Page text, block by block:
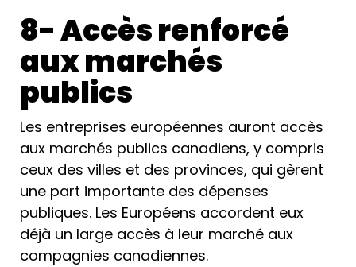
8- Accès renforcé
aux marchés
publics
Les entreprises européennes auront accès
aux marchés publics canadiens, y compris
ceux des villes et des provinces, qui gèrent
une part importante des dépenses
publiques. Les Européens accordent eux
déjà un large accès à leur marché aux
compagnies canadiennes.